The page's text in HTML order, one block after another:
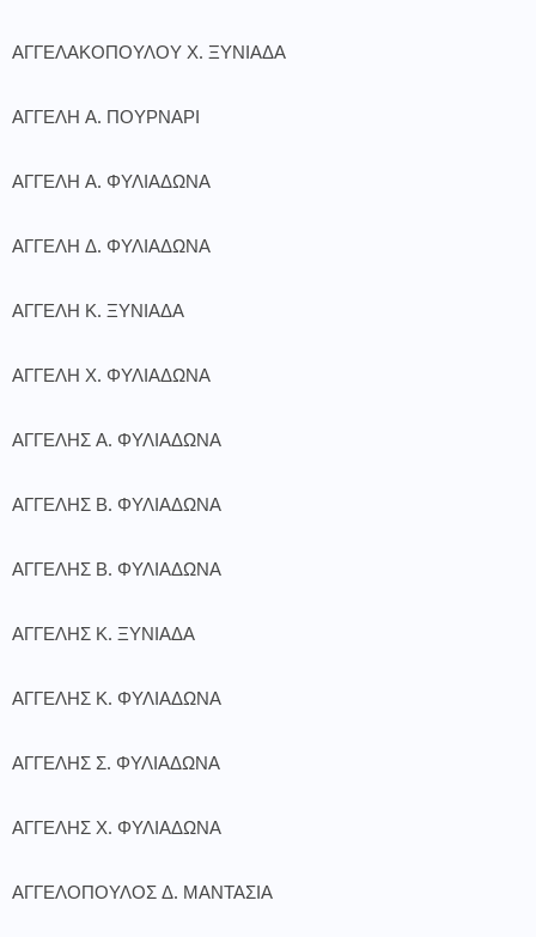
ΑΓΓΕΛΑΚΟΠΟΥΛΟΥ Χ. ΞΥΝΙΑΔΑ
ΑΓΓΕΛΗ Α. ΠΟΥΡΝΑΡΙ
ΑΓΓΕΛΗ Α. ΦΥΛΙΑΔΩΝΑ
ΑΓΓΕΛΗ Δ. ΦΥΛΙΑΔΩΝΑ
ΑΓΓΕΛΗ Κ. ΞΥΝΙΑΔΑ
ΑΓΓΕΛΗ Χ. ΦΥΛΙΑΔΩΝΑ
ΑΓΓΕΛΗΣ Α. ΦΥΛΙΑΔΩΝΑ
ΑΓΓΕΛΗΣ Β. ΦΥΛΙΑΔΩΝΑ
ΑΓΓΕΛΗΣ Β. ΦΥΛΙΑΔΩΝΑ
ΑΓΓΕΛΗΣ Κ. ΞΥΝΙΑΔΑ
ΑΓΓΕΛΗΣ Κ. ΦΥΛΙΑΔΩΝΑ
ΑΓΓΕΛΗΣ Σ. ΦΥΛΙΑΔΩΝΑ
ΑΓΓΕΛΗΣ Χ. ΦΥΛΙΑΔΩΝΑ
ΑΓΓΕΛΟΠΟΥΛΟΣ Δ. ΜΑΝΤΑΣΙΑ